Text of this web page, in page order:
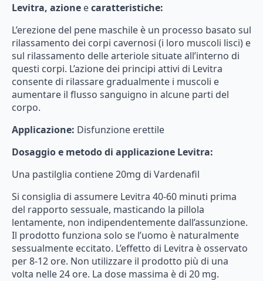
Levitra, azione ecaratteristiche:
L’erezione del pene maschile è un processo basato sul
rilassamento dei corpi cavernosi (i loro muscoli lisci) e
sul rilassamento dellearteriolesituateall’interno di
questi corpi. L’azione dei principi attivi di Levitra
consente di rilassare gradualmente i muscoli e
aumentare il flusso sanguigno in alcune parti del
corpo.
Applicazione: Disfunzione erettile
Dosaggioe metododi applicazione Levitra:
Una pastilglia contiene 20mg di Vardenafil
Si consiglia di assumere Levitra 40-60 minuti prima
del rapporto sessuale, masticando la pillola
lentamente, non indipendentemente dall’assunzione.
Il prodotto funziona solo se l’uomo è naturalmente
sessualmente eccitato. L’effetto di Levitra è osservato
per8-12 ore. Non utilizzare il prodotto più di una
volta nelle24 ore. La dose massima è di 20 mg.